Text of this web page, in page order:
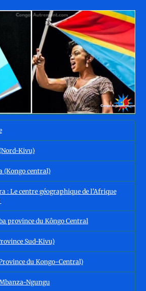
Kivu)
(Kongo central)
: Le centre géographique de l'Afrique
province du Kôngo Central
Sud-Kivu)
du Kongo-Central)
Ngungu